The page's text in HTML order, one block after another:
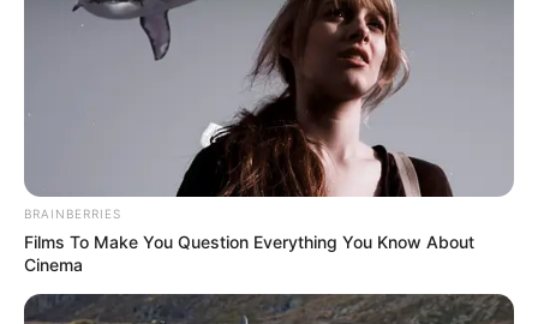
BRAINBERRIES
Films To Make You Question Everything You Know About
Cinema